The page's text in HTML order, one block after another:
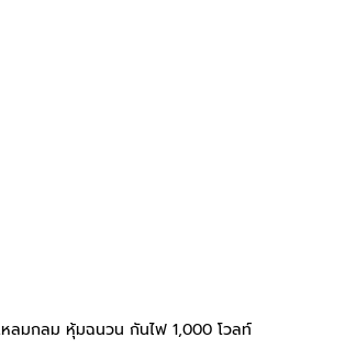
ลมกลม หุ้มฉนวน กันไฟ 1,000 โวลท์